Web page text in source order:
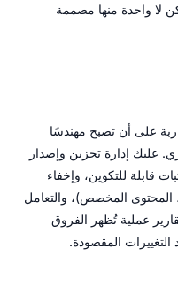
لا واحدة منها مصممة
على أن تصبح مهندسًا
عليك إدارة تخزين وإصدار
قابلة للتكوين، وإخفاء
المحتوى المخصص)، والتعامل
عملية تُظهر الفروق
المقصودة.